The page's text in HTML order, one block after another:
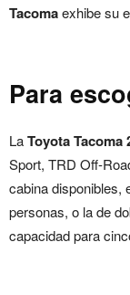
Tacomaexhibe su
Para
LaToyota Tacoma
Sport, TRD Off-
cabina disponibles,
personas, o la de
capacidad para